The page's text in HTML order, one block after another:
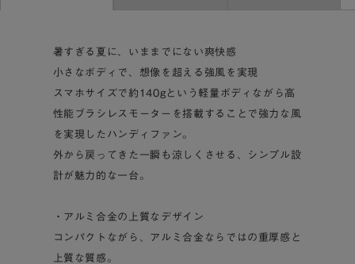
暑すぎる夏に、いままでにない爽快感
小さなボディで、想像を超える強風を実現
スマホサイズで約140gという軽量ボディながら高
性能ブラシレスモーターを搭載することで強力な風
を実現したハンディファン。
外から戻ってきた一瞬も涼しくさせる、シンプル設
計が魅力的な一台。
・アルミ合金の上質なデザイン
コンパクトながら、アルミ合金ならではの重厚感と
上質な質感。